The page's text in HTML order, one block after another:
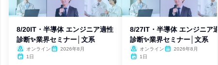
8/20IT・半導体 エンジニア適性
診断✨業界セミナー│文系
オンライン
2026年8月
1日
8/27IT・半導体 エンジニア
診断✨業界セミナー│文系
オンライン
2026年8月
1日